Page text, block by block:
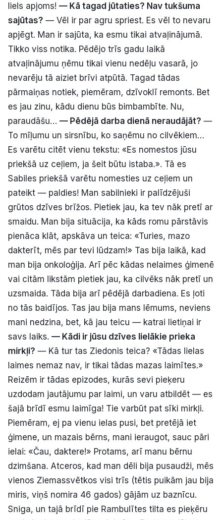
liels apjoms! — Kā tagad jūtaties? Nav tukšuma
sajūtas? — Vēl ir par agru spriest. Es vēl to nevaru
apjēgt. Man ir sajūta, ka esmu tikai atvaļinājumā.
Tikko viss notika. Pēdējo trīs gadu laikā
atvaļinājumu ņēmu tikai vienu nedēļu vasarā, jo
nevarēju tā aiziet brīvi atpūtā. Tagad tādas
pārmaiņas notiek, piemēram, dzīvoklī remonts. Bet
es jau zinu, kādu dienu būs bimbambīte. Nu,
paraudāšu… — Pēdējā darba dienā neraudājāt? —
To mīļumu un sirsnību, ko saņēmu no cilvēkiem…
Es varētu citēt vienu tekstu: «Es nomestos jūsu
priekšā uz ceļiem, ja šeit būtu istaba.». Tā es
Sabiles priekšā varētu nomesties uz ceļiem un
pateikt — paldies! Man sabilnieki ir palīdzējuši
grūtos dzīves brīžos. Pietiek jau, ka tev nāk pretī ar
smaidu. Man bija situācija, ka kāds romu pārstāvis
pienāca klāt, apskāva un teica: «Turies, mazo
dakterīt, mēs par tevi lūdzam!» Tas bija laikā, kad
man bija onkoloģija. Arī pēc kādas nelaimes ģimenē
vai citām likstām pietiek jau, ka cilvēks nāk pretī un
uzsmaida. Tāda bija arī pēdējā darbadiena. Es ļoti
no tās baidījos. Tas jau bija mans lēmums, neviens
mani nedzina, bet, kā jau teicu — katrai lietiņai ir
savs laiks. — Kādi ir jūsu dzīves lielākie prieka
mirkļi? — Kā tur tas Ziedonis teica? «Tādas lielas
laimes nemaz nav, ir tikai tādas mazas laimītes.»
Reizēm ir tādas epizodes, kurās sevi pieķeru
uzdodam jautājumu par laimi, un varu atbildēt — es
šajā brīdī esmu laimīga! Tie varbūt pat sīki mirkļi.
Piemēram, ej pa vienu ielas pusi, bet pretējā iet
ģimene, un mazais bērns, mani ieraugot, sauc pāri
ielai: «Čau, daktere!» Protams, arī manu bērnu
dzimšana. Atceros, kad man dēli bija pusaudži, mēs
vienos Ziemassvētkos visi trīs (tētis puikām jau bija
miris, viņš nomira 46 gados) gājām uz baznīcu.
Sniga, un tajā brīdī pie Rambulītes tilta es pieķēru